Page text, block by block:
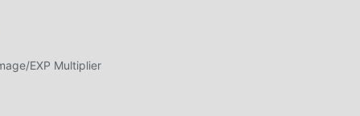
EXP Multiplier